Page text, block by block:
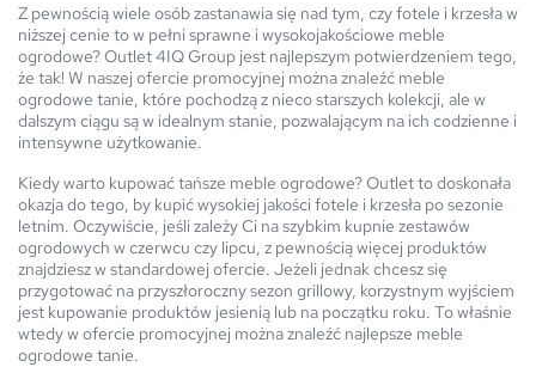
Z pewnością wiele osób zastanawia się nad tym, czy fotele i krzesła w
niższej cenie to w pełni sprawne i wysokojakościowe meble
ogrodowe? Outlet 4IQ Group jest najlepszym potwierdzeniem tego,
że tak! W naszej ofercie promocyjnej można znaleźć meble
ogrodowe tanie, które pochodzą z nieco starszych kolekcji, ale w
dalszym ciągu są w idealnym stanie, pozwalającym na ich codzienne i
intensywne użytkowanie.
Kiedy warto kupować tańsze meble ogrodowe? Outlet to doskonała
okazja do tego, by kupić wysokiej jakości fotele i krzesła po sezonie
letnim. Oczywiście, jeśli zależy Ci na szybkim kupnie zestawów
ogrodowych w czerwcu czy lipcu, z pewnością więcej produktów
znajdziesz w standardowej ofercie. Jeżeli jednak chcesz się
przygotować na przyszłoroczny sezon grillowy, korzystnym wyjściem
jest kupowanie produktów jesienią lub na początku roku. To właśnie
wtedy w ofercie promocyjnej można znaleźć najlepsze meble
ogrodowe tanie.